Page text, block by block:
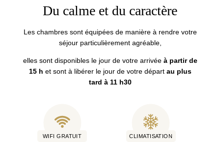
Du calme et du caractère
Les chambres sont équipées de manière à rendre votre
séjour particulièrement agréable,
elles sont disponibles le jour de votre arrivéeà partir de
15 h et sont à libérer le jour de votre départ au plus
tard à 11 h30
WIFI GRATUIT CLIMATISATION